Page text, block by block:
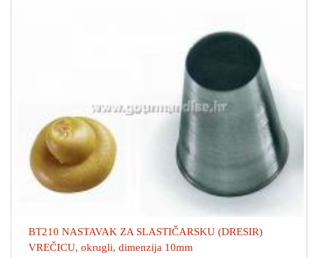
BT210 NASTAVAK ZA SLASTIČARSKU (DRESIR)
VREČICU, okrugli, dimenzija 10mm